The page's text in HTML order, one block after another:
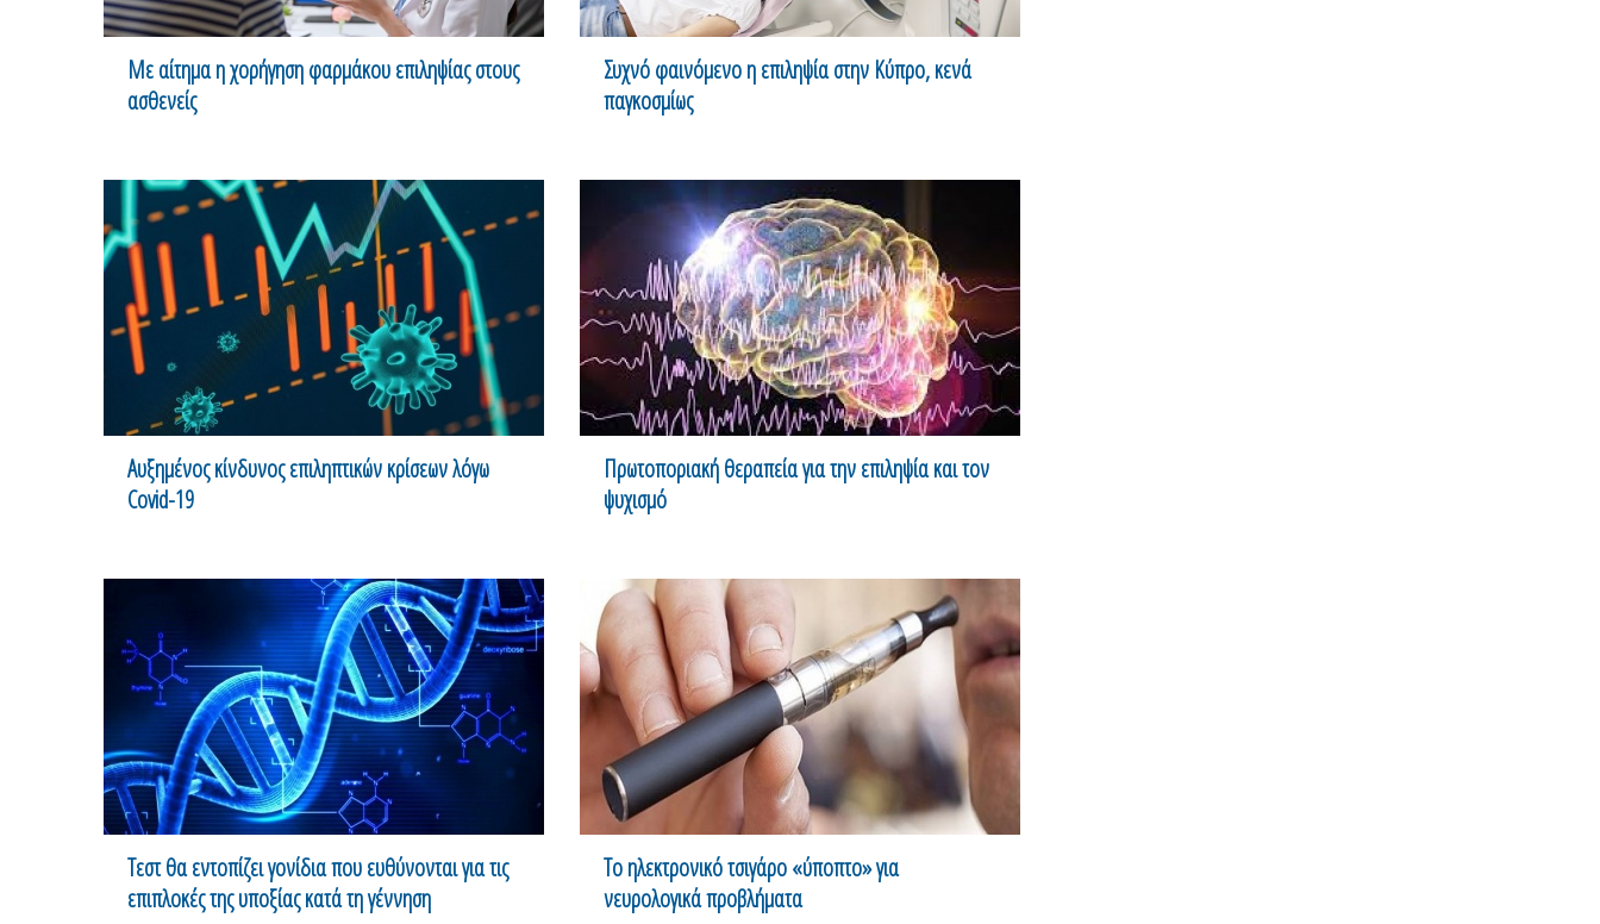
Με αίτημα η χορήγηση φαρμάκου επιληψίας στους
ασθενείς
Συχνό φαινόμενο η επιληψία στην Κύπρο, κενά
παγκοσμίως
Αυξημένος κίνδυνος επιληπτικών κρίσεων λόγω
Covid-19
Πρωτοποριακή θεραπεία για την επιληψία και τον
ψυχισμό
Τεστ θα εντοπίζει γονίδια που ευθύνονται για τις
επιπλοκές της υποξίας κατά τη γέννηση
Το ηλεκτρονικό τσιγάρο «ύποπτο» για
νευρολογικά προβλήματα